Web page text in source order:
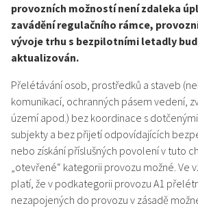
provozních možností není zdaleka
zavádění regulačního rámce,
vývoje trhu s bezpilotními letadly
aktualizován.
Přelétávání osob, prostředků a staveb
komunikací, ochranných pásem vedení,
území apod.) bez koordinace s
subjekty a bez přijetí odpovídajících
nebo získání příslušných povolení v tuto
„otevřené“ kategorii provozu možné. Ve
platí, že v podkategorii provozu A1
nezapojených do provozu v zásadě